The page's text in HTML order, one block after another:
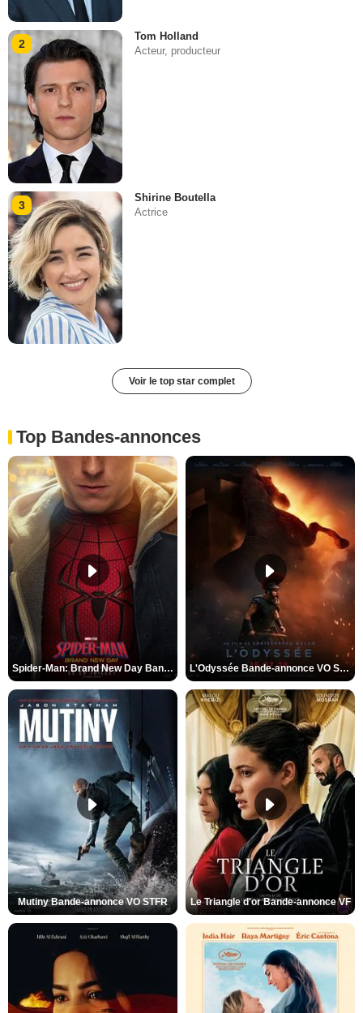
2
Tom Holland
Acteur, producteur
3
Shirine Boutella
Actrice
Voir le top star complet
Top Bandes-annonces
Spider-Man: Brand New Day Bande-annonce VO STFR L'Odyssée Bande-annonce VO STFR
Mutiny Bande-annonce VO STFR Le Triangle d'or Bande-annonce VF